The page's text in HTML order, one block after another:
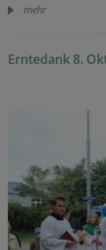
mehr
Erntedank 8.